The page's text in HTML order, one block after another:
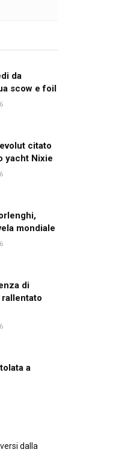
da
scow e foil
citato
yacht Nixie
mondiale
di
a
dalla